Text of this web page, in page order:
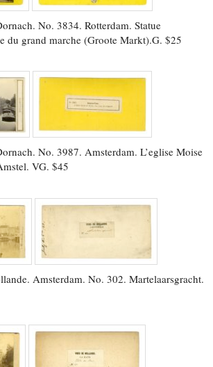
No. 3834. Rotterdam. Statue
du grand marche (Groote Markt).G. $25
No. 3987. Amsterdam. L’eglise Moise
VG. $45
Amsterdam. No. 302. Martelaarsgracht.